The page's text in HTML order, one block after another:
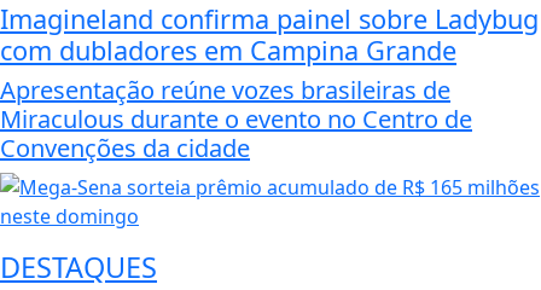
Imagineland confirma painel sobre Ladybug
com dubladores em Campina Grande
Apresentação reúne vozes brasileiras de
Miraculous durante o evento no Centro de
Convenções da cidade
DESTAQUES